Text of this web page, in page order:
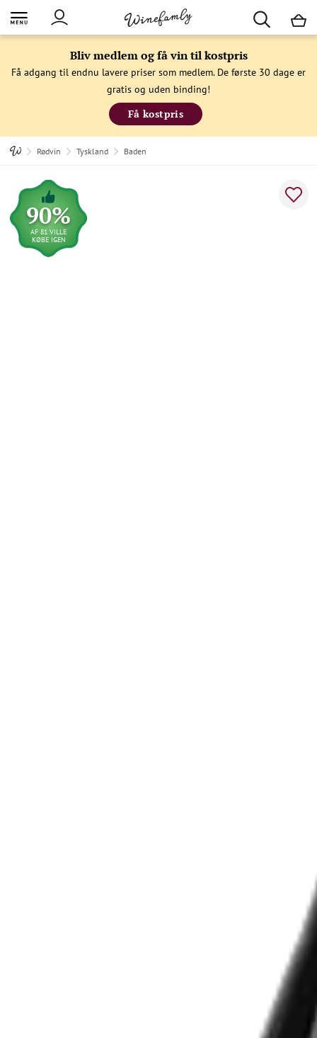
Bliv medlem og få vin til kostpris
Få adgang til endnu lavere priser som medlem. De første 30 dage er
gratis og uden binding!
Få kostpris
Rødvin Tyskland Baden
90%
AF 81 VILLE
KØBE IGEN